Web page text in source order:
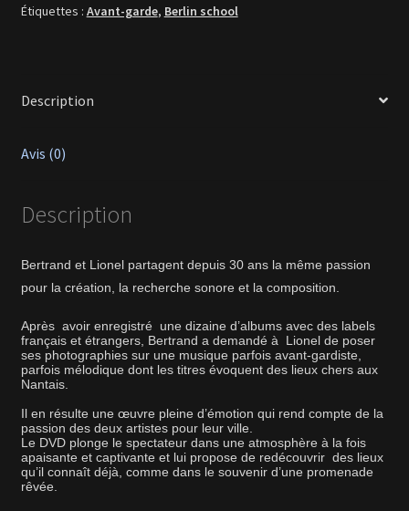
Étiquettes : Avant-garde, Berlin school
Description
Avis (0)
Description
Bertrand et Lionel partagent depuis 30 ans la même passion
pour la création, la recherche sonore et la composition.
Après avoir enregistré
une dizaine d’albums avec des labels
français et étrangers, Bertrand a demandé à
Lionel de poser
ses photographies sur une musique parfois avant-gardiste,
parfois mélodique dont les titres évoquent des lieux chers aux
Nantais.
Il en résulte une œuvre pleine d’émotion qui rend compte de la
passion des deux artistes pour leur ville.
Le DVD plonge le spectateur dans une atmosphère à la fois
apaisante et captivante et lui propose de redécouvrir des lieux
qu’il connaît déjà, comme dans le souvenir d’une promenade
rêvée.